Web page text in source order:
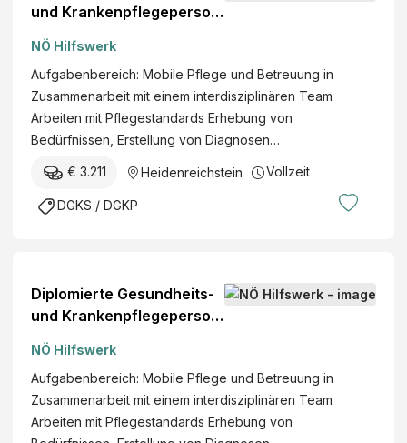
und Krankenpflegeperson
NÖ Hilfswerk
Aufgabenbereich: Mobile Pflege und Betreuung in
Zusammenarbeit mit einem interdisziplinären Team
Arbeiten mit Pflegestandards Erhebung von
Bedürfnissen, Erstellung von Diagnosen…
€ 3.211 Heidenreichstein Vollzeit
DGKS / DGKP
Diplomierte Gesundheits-
und Krankenpflegeperson
(w/m/d)
NÖ Hilfswerk
Aufgabenbereich: Mobile Pflege und Betreuung in
Zusammenarbeit mit einem interdisziplinären Team
Arbeiten mit Pflegestandards Erhebung von